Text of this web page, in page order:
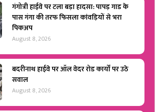
गंगोत्री हाईवे पर टला बड़ा हादसा: पापड़ गाड के
पास गंगा की तरफ फिसला कांवड़ियों से भरा
पिकअप
August 8, 2026
बदरीनाथ हाईवे पर ऑल वेदर रोड कार्यों पर उठे
सवाल
August 8, 2026